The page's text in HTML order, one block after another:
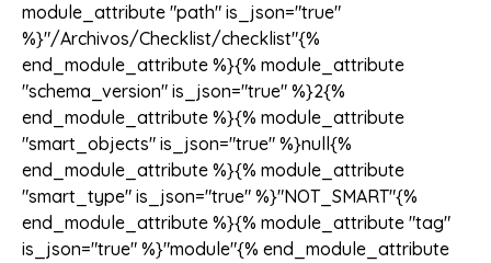
module_attribute "path" is_json="true"
%}"/Archivos/Checklist/checklist"{%
end_module_attribute %}{% module_attribute
"schema_version" is_json="true" %}2{%
end_module_attribute %}{% module_attribute
"smart_objects" is_json="true" %}null{%
end_module_attribute %}{% module_attribute
"smart_type" is_json="true" %}"NOT_SMART"{%
end_module_attribute %}{% module_attribute "tag"
is_json="true" %}"module"{% end_module_attribute